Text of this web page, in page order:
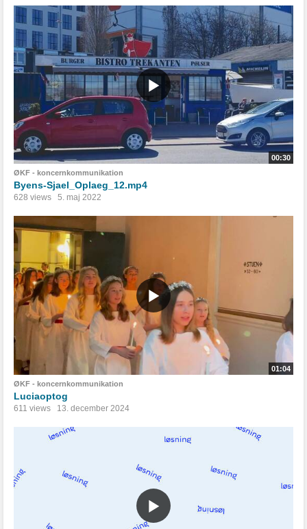
00:30
ØKF - koncernkommunikation
Byens-Sjael_Oplaeg_12.mp4
628 views 5. maj 2022
01:04
ØKF - koncernkommunikation
Luciaoptog
611 views 13. december 2024